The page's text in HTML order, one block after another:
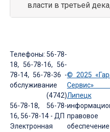
власти в третьей
Телефоны: 56-78-
18, 56-78-16, 56-
78-14, 56-78-36 -
обслуживание
(4742)
56-78-18, 56-78-
16, 56-78-14 - ДП
Электронная
© 2025
Липецк
правовое
обеспечение